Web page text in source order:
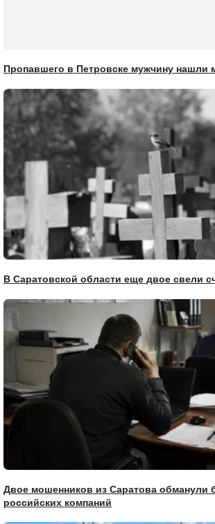
Пропавшего в Петровске мужчину нашли
В Саратовской области еще двое свели
Двое мошенников из Саратова обманули
российских компаний